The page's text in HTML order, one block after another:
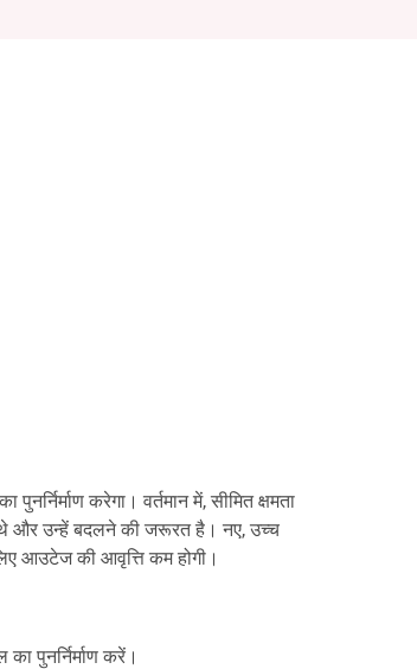
करेगा। वर्तमान में, सीमित क्षमता
थे और उन्हें बदलने की जरूरत है। नए, उच्च
आउटेज की आवृत्ति कम होगी।
पुनर्निर्माण करें।